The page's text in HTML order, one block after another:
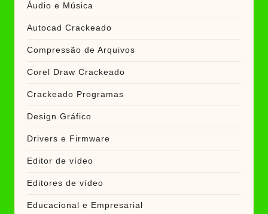
Áudio e Música
Autocad Crackeado
Compressão de Arquivos
Corel Draw Crackeado
Crackeado Programas
Design Gráfico
Drivers e Firmware
Editor de vídeo
Editores de vídeo
Educacional e Empresarial